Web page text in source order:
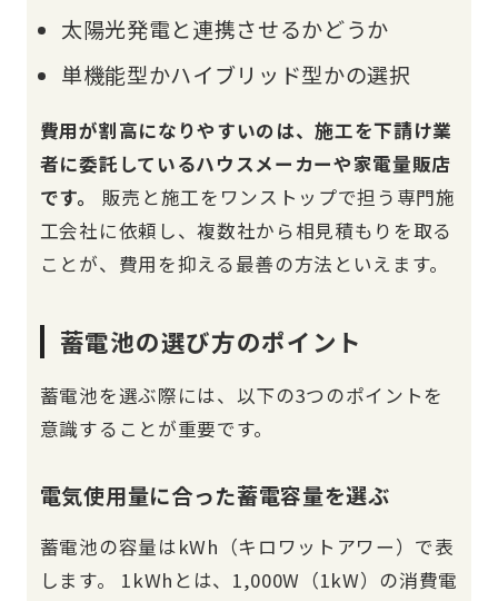
太陽光発電と連携させるかどうか
単機能型かハイブリッド型かの選択
費用が割高になりやすいのは、施工を下請け業
者に委託しているハウスメーカーや家電量販店
です。
販売と施工をワンストップで担う専門施
工会社に依頼し、複数社から相見積もりを取る
ことが、費用を抑える最善の方法といえます。
蓄電池の選び方のポイント
蓄電池を選ぶ際には、以下の3つのポイントを
意識することが重要です。
電気使用量に合った蓄電容量を選ぶ
蓄電池の容量はkWh（キロワットアワー）で表
します。 1kWhとは、1,000W（1kW）の消費電